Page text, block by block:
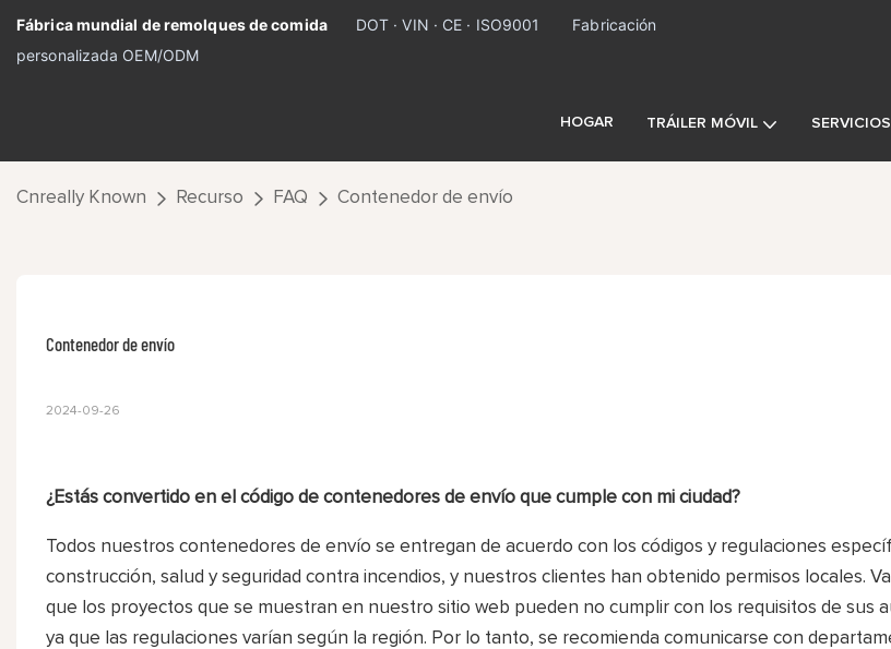
Fábrica mundial de remolques de comida DOT · VIN · CE · ISO9001
Fabricación
personalizada OEM/ODM
HOGAR TRÁILER MÓVIL SERVICIOS
Cnreally Known Recurso FAQ Contenedor de envío
Contenedor de envío
2024-09-26
¿Estás convertido en el código de contenedores de envío que cumple con mi ciudad?
Todos nuestros contenedores de envío se entregan de acuerdo con los códigos y regulaciones
construcción, salud y seguridad contra incendios, y nuestros clientes han obtenido permisos locales.
que los proyectos que se muestran en nuestro sitio web pueden no cumplir con los requisitos de sus
ya que las regulaciones varían según la región. Por lo tanto, se recomienda comunicarse con